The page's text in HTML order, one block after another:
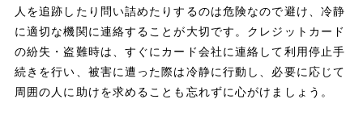
人を追跡したり問い詰めたりするのは危険なので避け、冷静
に適切な機関に連絡することが大切です。クレジットカード
の紛失・盗難時は、すぐにカード会社に連絡して利用停止手
続きを行い、被害に遭った際は冷静に行動し、必要に応じて
周囲の人に助けを求めることも忘れずに心がけましょう。